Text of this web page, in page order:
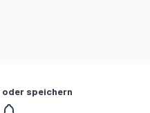
speichern